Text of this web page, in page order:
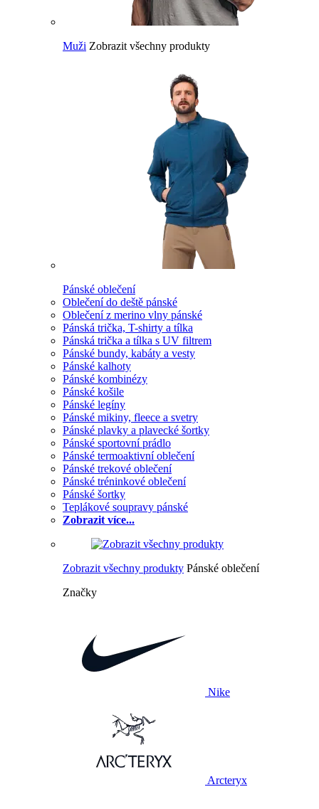
Muži Zobrazit všechny produkty
Pánské oblečení
Oblečení do deště pánské
Oblečení z merino vlny pánské
Pánská trička, T-shirty a tílka
Pánská trička a tílka s UV filtrem
Pánské bundy, kabáty a vesty
Pánské kalhoty
Pánské kombinézy
Pánské košile
Pánské legíny
Pánské mikiny, fleece a svetry
Pánské plavky a plavecké šortky
Pánské sportovní prádlo
Pánské termoaktivní oblečení
Pánské trekové oblečení
Pánské tréninkové oblečení
Pánské šortky
Teplákové soupravy pánské
Zobrazit více...
Zobrazit všechny produkty Pánské oblečení
Značky
Nike
Arcteryx